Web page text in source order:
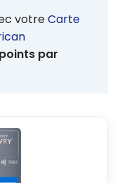
votreCarte
par